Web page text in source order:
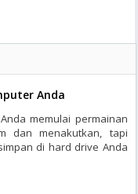
Anda
memulai permainan
dan menakutkan, tapi
di hard drive Anda